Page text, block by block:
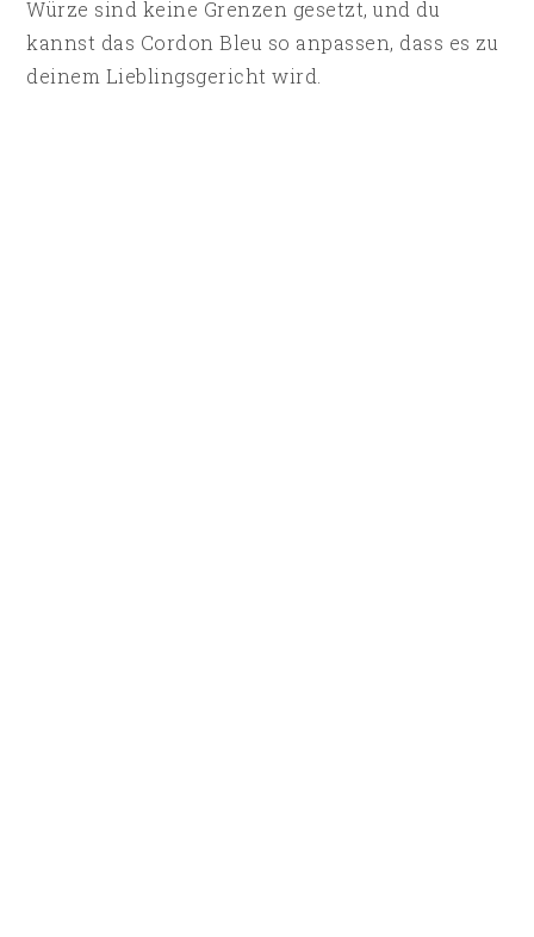
Würze sind keine Grenzen gesetzt, und du
kannst das Cordon Bleu so anpassen, dass es zu
deinem Lieblingsgericht wird.